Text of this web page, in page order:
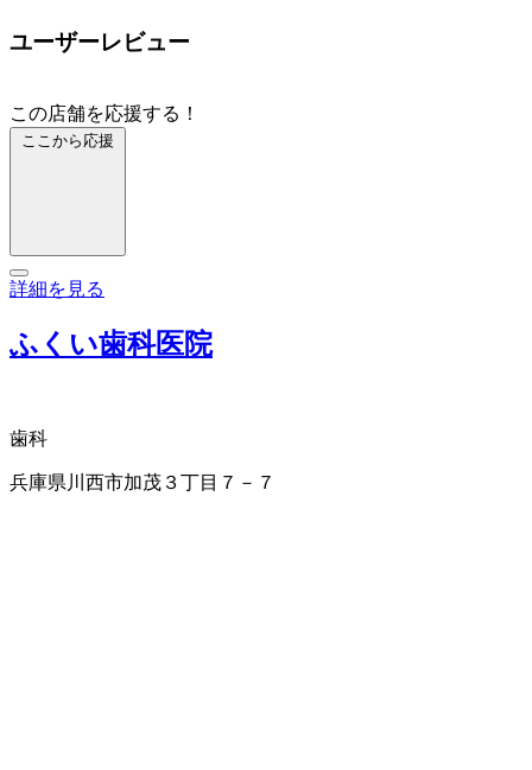
ユーザーレビュー
この店舗を応援する！
ここから応援
詳細を見る
ふくい歯科医院
歯科
兵庫県川西市加茂３丁目７－７